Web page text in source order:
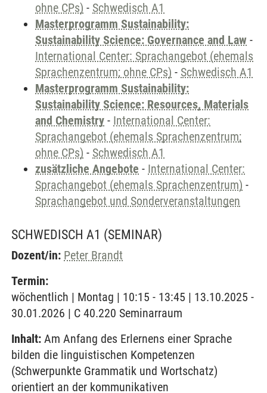
ohne CPs) - Schwedisch A1
Masterprogramm Sustainability:
Sustainability Science: Governance and Law -
International Center: Sprachangebot (ehemals
Sprachenzentrum; ohne CPs) - Schwedisch A1
Masterprogramm Sustainability:
Sustainability Science: Resources, Materials
and Chemistry - International Center:
Sprachangebot (ehemals Sprachenzentrum;
ohne CPs) - Schwedisch A1
zusätzliche Angebote - International Center:
Sprachangebot (ehemals Sprachenzentrum) -
Sprachangebot und Sonderveranstaltungen
SCHWEDISCH A1 (SEMINAR)
Dozent/in: Peter Brandt
Termin:
wöchentlich | Montag | 10:15 - 13:45 | 13.10.2025 -
30.01.2026 | C 40.220 Seminarraum
Inhalt: Am Anfang des Erlernens einer Sprache
bilden die linguistischen Kompetenzen
(Schwerpunkte Grammatik und Wortschatz)
orientiert an der kommunikativen